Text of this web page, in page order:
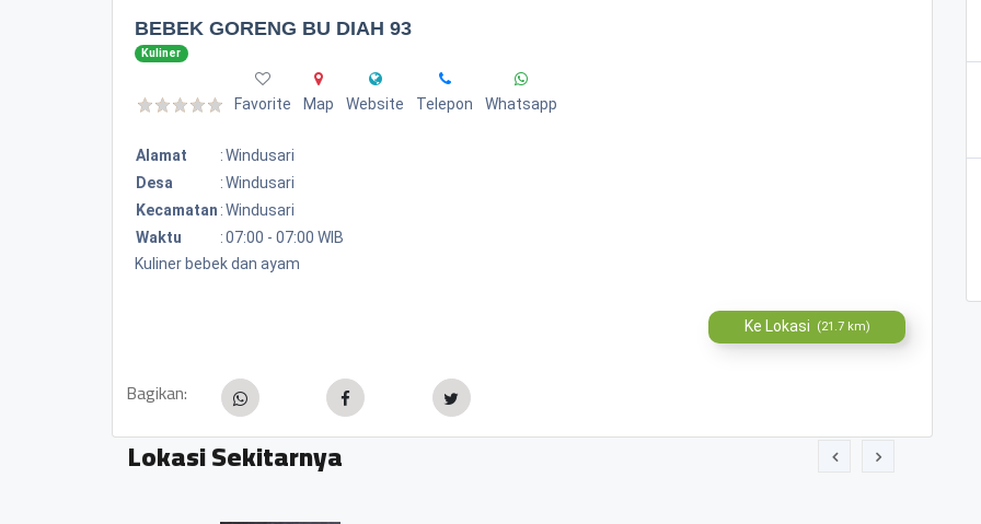
BEBEK GORENG BU DIAH 93
Kuliner
Favorite Map Website Telepon Whatsapp
Alamat :Windusari
Desa
:Windusari
Kecamatan :Windusari
Waktu
:07:00 - 07:00 WIB
Kuliner bebek dan ayam
Ke Lokasi (21.7 km)
Bagikan:
Lokasi Sekitarnya